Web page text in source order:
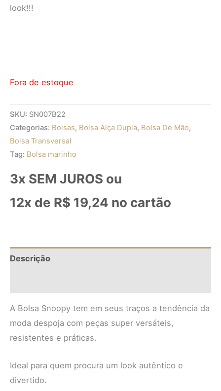
look!!!
Fora de estoque
SKU: SN007B22
Categorias: Bolsas, Bolsa Alça Dupla, Bolsa De Mão,
Bolsa Transversal
Tag: Bolsa marinho
3x SEM JUROS ou
12x de R$ 19,24 no cartão
Descrição
A Bolsa Snoopy tem em seus traços a tendência da
moda despoja com peças super versáteis,
resistentes e práticas.
Ideal para quem procura um look autêntico e
divertido.